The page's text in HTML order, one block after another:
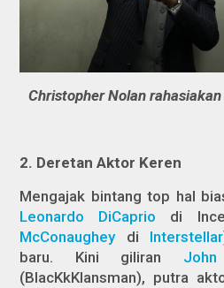
Christopher Nolan
2. Deretan Aktor Keren
Mengajak bintang top hal
Leonardo DiCaprio di
McConaugheydi Interstellar
baru. Kini giliran
(BlacKkKlansman), putra